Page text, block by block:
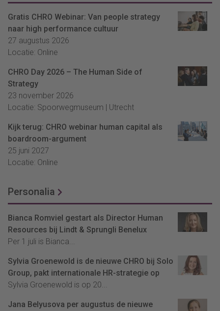
Gratis CHRO Webinar: Van people strategy
naar high performance cultuur
27 augustus 2026
Locatie: Online
CHRO Day 2026 – The Human Side of
Strategy
23 november 2026
Locatie: Spoorwegmuseum | Utrecht
Kijk terug: CHRO webinar human capital als
boardroom-argument
25 juni 2027
Locatie: Online
Personalia
Bianca Romviel gestart als Director Human
Resources bij Lindt & Sprungli Benelux
Per 1 juli is Bianca...
Sylvia Groenewold is de nieuwe CHRO bij Solo
Group, pakt internationale HR-strategie op
Sylvia Groenewold is op 20...
Jana Belyusova per augustus de nieuwe